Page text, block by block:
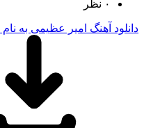
۰ نظر
دانلود آهنگ امیر عظیمی به